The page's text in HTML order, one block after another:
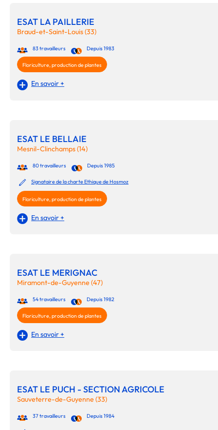
ESAT LA PAILLERIE
Braud-et-Saint-Louis (33)
83 travailleurs Depuis 1983
Floriculture, production de plantes
En savoir +
ESAT LE BELLAIE
Mesnil-Clinchamps (14)
80 travailleurs Depuis 1985
Signataire de la charte Ethique de Hosmoz
Floriculture, production de plantes
En savoir +
ESAT LE MERIGNAC
Miramont-de-Guyenne (47)
54 travailleurs Depuis 1982
Floriculture, production de plantes
En savoir +
ESAT LE PUCH - SECTION AGRICOLE
Sauveterre-de-Guyenne (33)
37 travailleurs Depuis 1984